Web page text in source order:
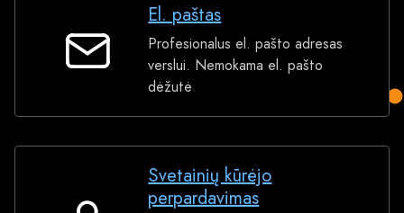
El.
El. paštas
Profesionalus el. pašto adresas
verslui. Nemokama el. pašto
dėžutė
Svetainių kūrėjo
perpardavimas